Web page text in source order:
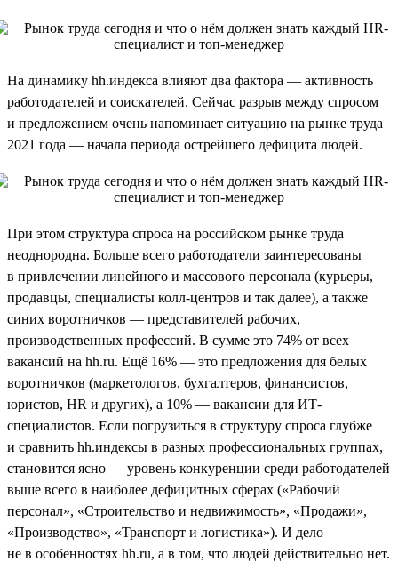
На динамику hh.индекса влияют два фактора — активность
работодателей и соискателей. Сейчас разрыв между спросом
и предложением очень напоминает ситуацию на рынке труда
2021 года — начала периода острейшего дефицита людей.
При этом структура спроса на российском рынке труда
неоднородна. Больше всего работодатели заинтересованы
в привлечении линейного и массового персонала (курьеры,
продавцы, специалисты колл-центров и так далее), а также
синих воротничков — представителей рабочих,
производственных профессий. В сумме это 74% от всех
вакансий на hh.ru. Ещё 16% — это предложения для белых
воротничков (маркетологов, бухгалтеров, финансистов,
юристов, HR и других), а 10% — вакансии для ИТ-
специалистов. Если погрузиться в структуру спроса глубже
и сравнить hh.индексы в разных профессиональных группах,
становится ясно — уровень конкуренции среди работодателей
выше всего в наиболее дефицитных сферах («Рабочий
персонал», «Строительство и недвижимость», «Продажи»,
«Производство», «Транспорт и логистика»). И дело
не в особенностях hh.ru, а в том, что людей действительно нет.